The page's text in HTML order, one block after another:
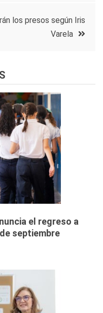
los presos según Iris
Varela
el regreso a
septiembre